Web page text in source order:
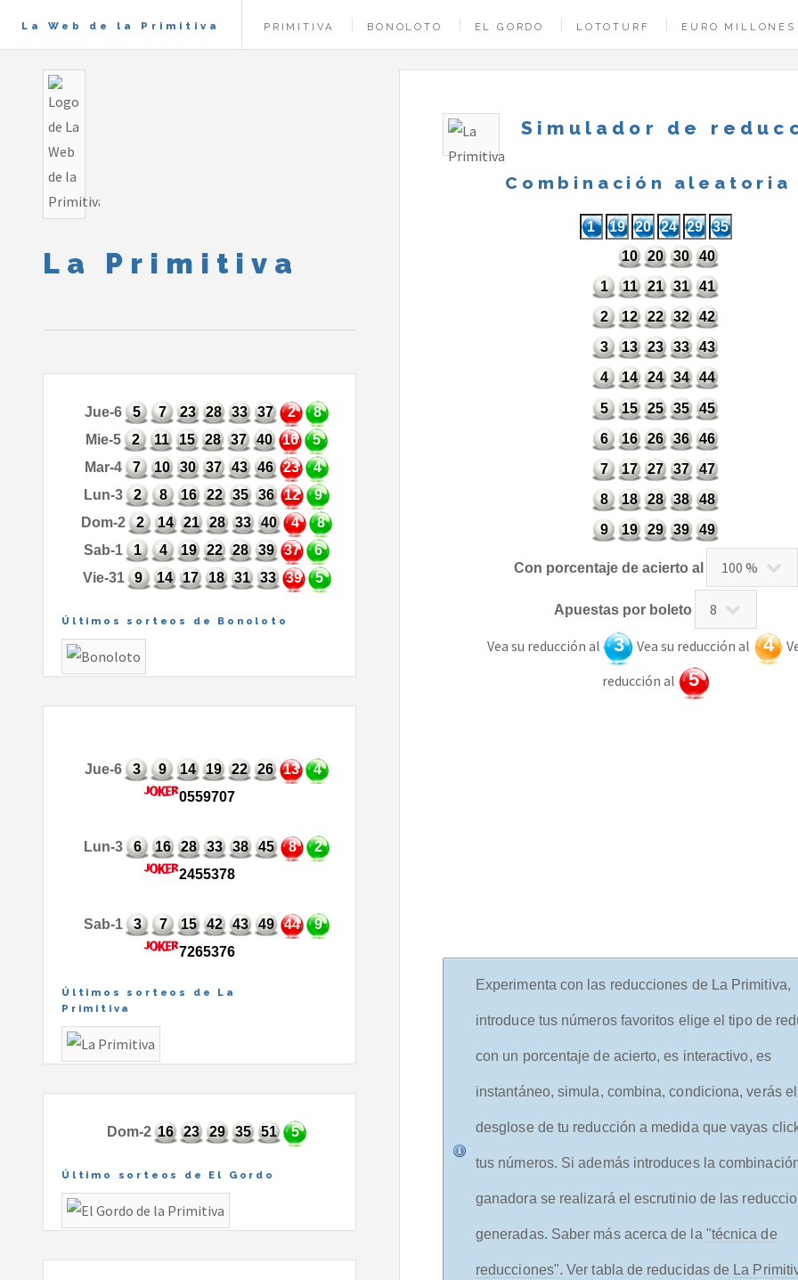
La Web de la Primitiva PRIMITIVA BONOLOTO EL GORDO LOTOTURF EURO MILLONES
Simulador de
Combinación aleatoria
10 20 30 40
1 11 21 31 41
2 12 22 32 42
3 13 23 33 43
4 14 24 34 44
5 15 25 35 45
6 16 26 36 46
7 17 27 37 47
8 18 28 38 48
9 19 29 39 49
Con porcentaje de acierto al
Apuestas por boleto
Vea su reducción al 3 Vea su reducción al 4
reducción al
5
Experimenta con las reducciones de La Primitiva,
introduce tus números favoritos elige el tipo de
con un porcentaje de acierto, es interactivo, es
instantáneo, simula, combina, condiciona, verás el
desglose de tu reducción a medida que vayas
tus números. Si además introduces la
ganadora se realizará el escrutinio de las
generadas. Saber más acerca de la "técnica de
reducciones". Ver tabla de reducidas de La
La Primitiva
Últimos sorteos de Bonoloto
Jue-6 5 7 23 28 33 37 2
8
Mie-5
2 11 15 28 37 40 16
5
Mar-4
7 10 30 37 43 46 23
4
Lun-3
2 8 16 22 35 36 12
9
Dom-2
2 14 21 28 33 40 4
8
Sab-1
1 4 19 22 28 39 37
6
Vie-31
9 14 17 18 31 33 39 5
Últimos sorteos de La
Primitiva
Jue-6 3 9 14 19 22 26 13
4
0559707
Lun-3 6 16 28 33 38 45 8
2
2455378
Sab-1 3 7 15 42 43 49 44
9
7265376
Último sorteos de El Gordo
Dom-2 16 23 29 35 51 5